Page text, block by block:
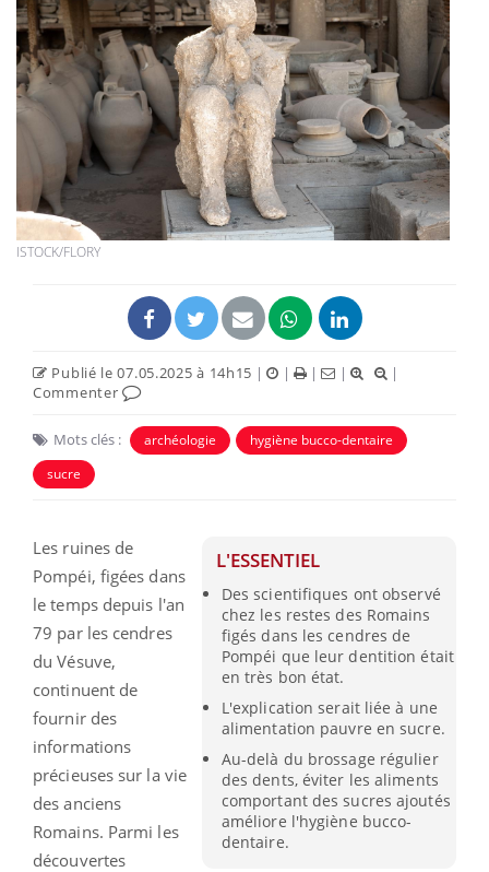
ISTOCK/FLORY
Publié le 07.05.2025 à 14h15 | | | |
|
Commenter
Mots clés : archéologie
hygiène bucco-dentaire
sucre
L'ESSENTIEL
Des scientifiques ont observé
chez les restes des Romains
figés dans les cendres de
Pompéi que leur dentition était
en très bon état.
L'explication serait liée à une
alimentation pauvre en sucre.
Au-delà du brossage régulier
des dents, éviter les aliments
comportant des sucres ajoutés
améliore l'hygiène bucco-
dentaire.
Les ruines de
Pompéi, figées dans
le temps depuis l'an
79 par les cendres
du Vésuve,
continuent de
fournir des
informations
précieuses sur la vie
des anciens
Romains. Parmi les
découvertes